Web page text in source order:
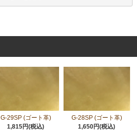
G-29SP (ゴート革)
1,815円(税込)
G-28SP (ゴート革)
1,650円(税込)